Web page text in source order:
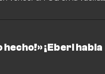
ganar en casa para
hecho!» ¡Eberl habla